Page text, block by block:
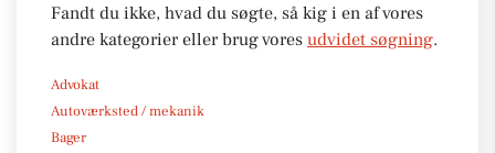
Fandt du ikke, hvad du søgte, så kig i en af vores
andre kategorier eller brug vores udvidet søgning.
Advokat
Autoværksted / mekanik
Bager